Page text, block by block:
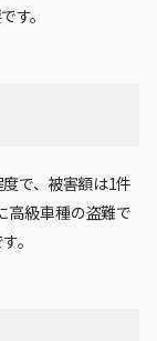
す。
で、被害額は1件
高級車種の盗難で
。